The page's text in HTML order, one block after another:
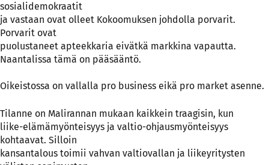
sosialidemokraatit
ja vastaan ovat olleet Kokoomuksen johdolla porvarit.
Porvarit ovat
puolustaneet apteekkaria eivätkä markkina vapautta.
Naantalissa tämä on pääsääntö.
Oikeistossa on vallalla pro business eikä pro market asenne.
Tilanne on Malirannan mukaan kaikkein traagisin, kun
liike-elämämyönteisyys ja valtio-ohjausmyönteisyys
kohtaavat. Silloin
kansantalous toimii vahvan valtiovallan ja liikeyritysten